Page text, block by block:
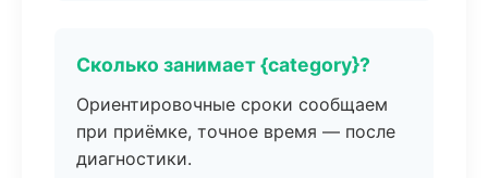
Сколько занимает {category}?
Ориентировочные сроки сообщаем
при приёмке, точное время — после
диагностики.